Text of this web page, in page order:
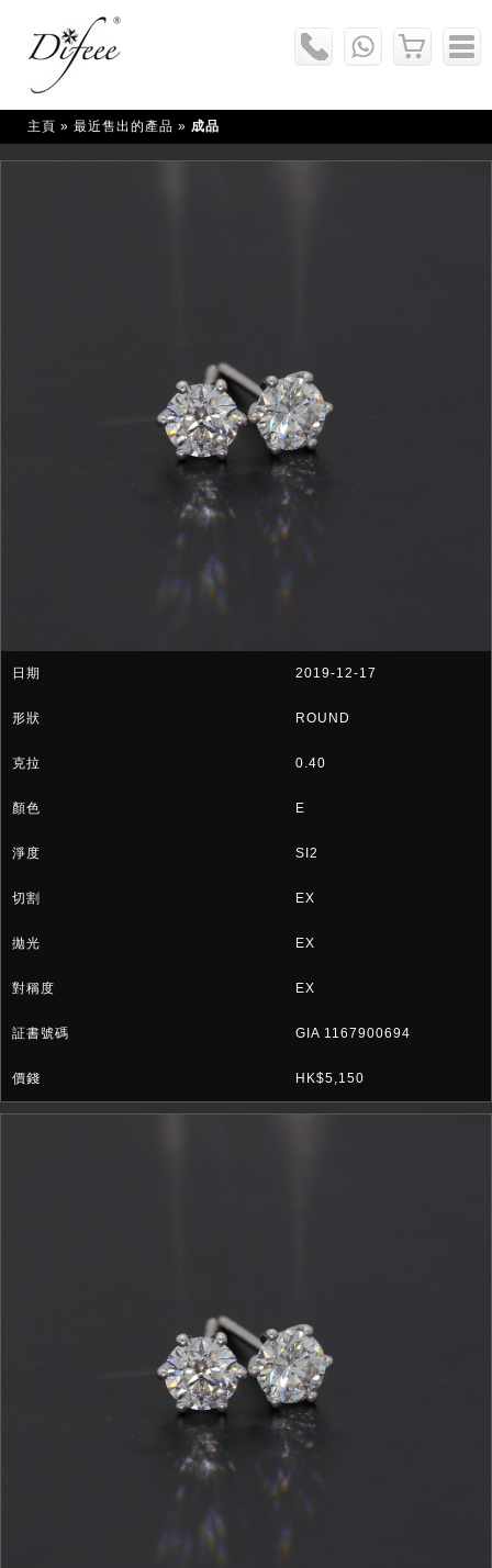
主頁 » 最近售出的產品 » 成品
2019-12-17
ROUND
0.40
E
SI2
EX
EX
EX
GIA 1167900694
HK$5,150